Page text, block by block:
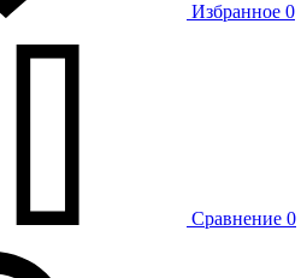
Избранное 0
Сравнение 0